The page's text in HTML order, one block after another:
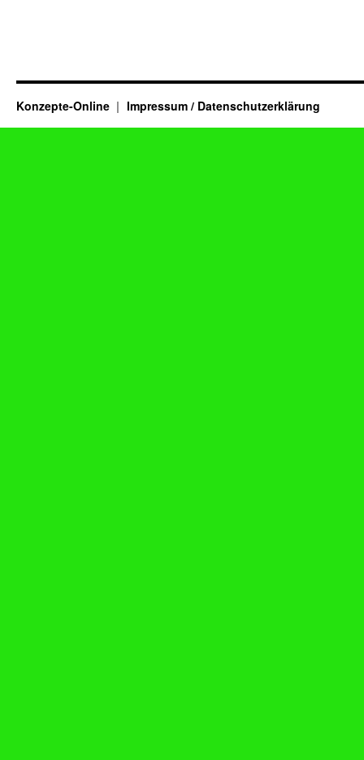
Konzepte-Online Impressum / Datenschutzerklärung